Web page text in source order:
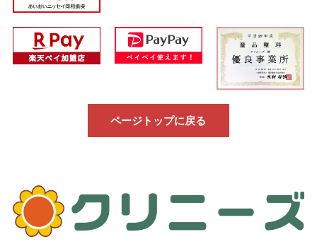
ページトップに戻る